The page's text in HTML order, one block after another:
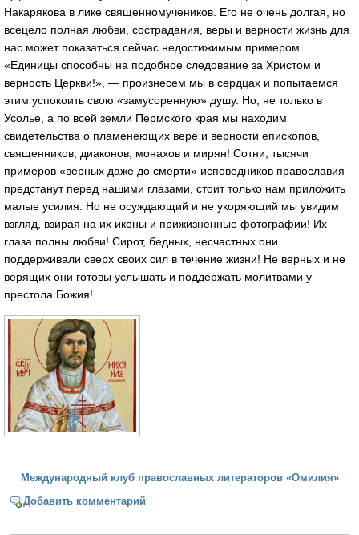
Накарякова в лике священномучеников. Его не очень долгая, но
всецело полная любви, сострадания, веры и верности жизнь для
нас может показаться сейчас недостижимым примером.
«Единицы способны на подобное следование за Христом и
верность Церкви!», — произнесем мы в сердцах и попытаемся
этим успокоить свою «замусоренную» душу. Но, не только в
Усолье, а по всей земли Пермского края мы находим
свидетельства о пламенеющих вере и верности епископов,
священников, диаконов, монахов и мирян! Сотни, тысячи
примеров «верных даже до смерти» исповедников православия
предстанут перед нашими глазами, стоит только нам приложить
малые усилия. Но не осуждающий и не укоряющий мы увидим
взгляд, взирая на их иконы и прижизненные фотографии! Их
глаза полны любви! Сирот, бедных, несчастных они
поддерживали сверх своих сил в течение жизни! Не верных и не
верящих они готовы услышать и поддержать молитвами у
престола Божия!
Международный клуб православных литераторов «Омилия»
Добавить комментарий